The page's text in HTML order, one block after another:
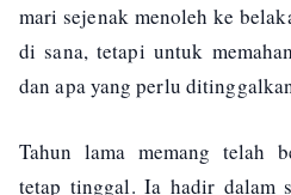
mari sejenak menoleh ke
di sana, tetapi untuk
dan apa yang perlu
Tahun lama memang telah
tetap tinggal. Ia hadir dalam